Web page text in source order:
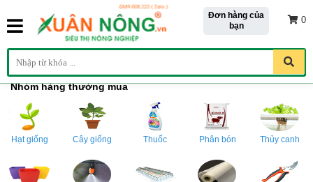
Đơn hàng của
bạn
0
Nhóm hàng thường mua
Hạt giống Cây giống Thuốc Phân bón Thủy canh